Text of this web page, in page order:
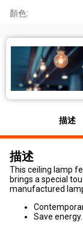
顏色:
描述
描述
This ceiling lamp
brings a special
manufactured
Save energy.